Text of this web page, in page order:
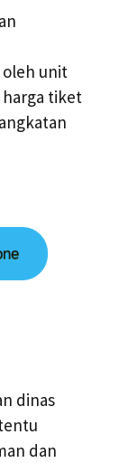
unit
tiket
dinas
dan